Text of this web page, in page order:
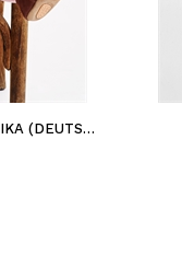
HJERTEBLAD KJOLE OG TUNIKA (DEUTSCH)